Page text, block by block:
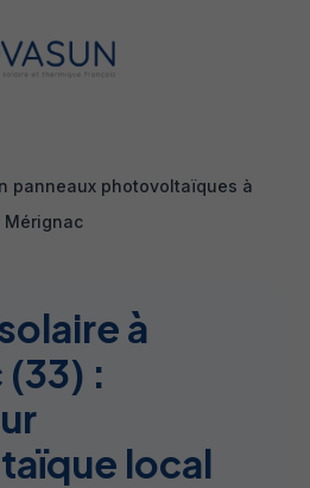
panneaux photovoltaïques à
Mérignac
à
:
local